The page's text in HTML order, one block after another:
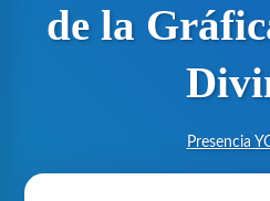
de la
Presencia